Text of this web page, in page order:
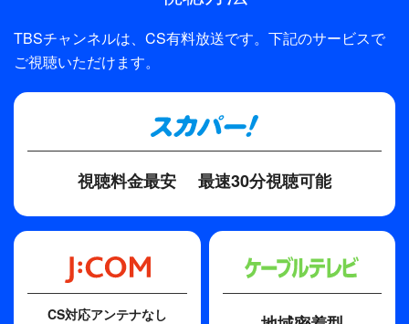
2017年
プロデューサー
青山優子
TBSチャンネルは、CS有料放送です。下記のサービスで
ご視聴いただけます。
視聴料金最安 最速30分視聴可能
CS対応アンテナなし